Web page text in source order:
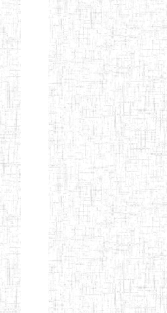
ENIET PRIVEE DE
L'OUEST
ENIET LE
NORMALIEN
CITOYEN
ENIEG PRIVEE
L'ARCHE DES
PHOTONS
ECOLE DE
FORMATION
DES
INSTITUTEURS